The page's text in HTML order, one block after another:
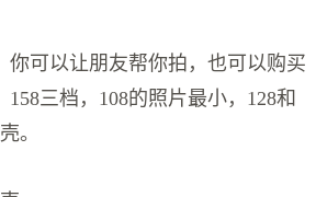
可以让朋友帮你拍，也可以购买
三档，108的照片最小，128和
。